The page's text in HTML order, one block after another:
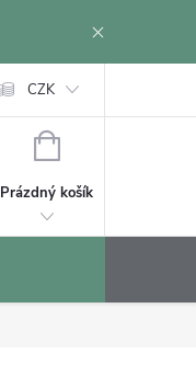
CZK
NÁKUPNÍ
Prázdný košík